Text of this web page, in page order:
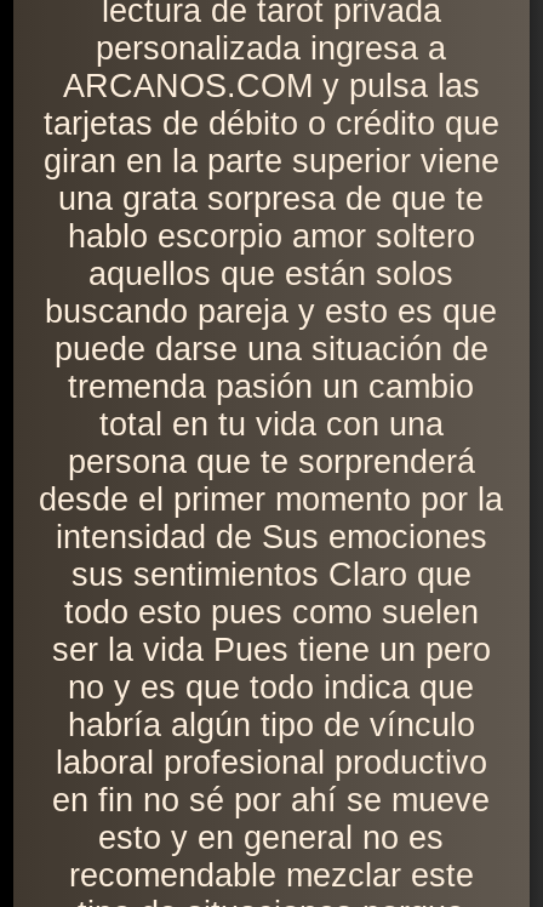
lectura de tarot privada
personalizada ingresa a
ARCANOS.COM y pulsa las
tarjetas de débito o crédito que
giran en la parte superior viene
una grata sorpresa de que te
hablo escorpio amor soltero
aquellos que están solos
buscando pareja y esto es que
puede darse una situación de
tremenda pasión un cambio
total en tu vida con una
persona que te sorprenderá
desde el primer momento por la
intensidad de Sus emociones
sus sentimientos Claro que
todo esto pues como suelen
ser la vida Pues tiene un pero
no y es que todo indica que
habría algún tipo de vínculo
laboral profesional productivo
en fin no sé por ahí se mueve
esto y en general no es
recomendable mezclar este